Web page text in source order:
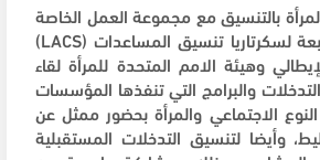
بالتنسيق مع مجموعة العمل الخاصة
بالنوع الاجتماعي التابعة لسكرتاريا تنسيق المساعدات (LACS)
وهيئة الامم المتحدة للمرأة لقاء
والبرامج التي تنفذها المؤسسات
الاجتماعي والمرأة بحضور ممثل عن
وأيضا لتنسيق التدخلات المستقبلية